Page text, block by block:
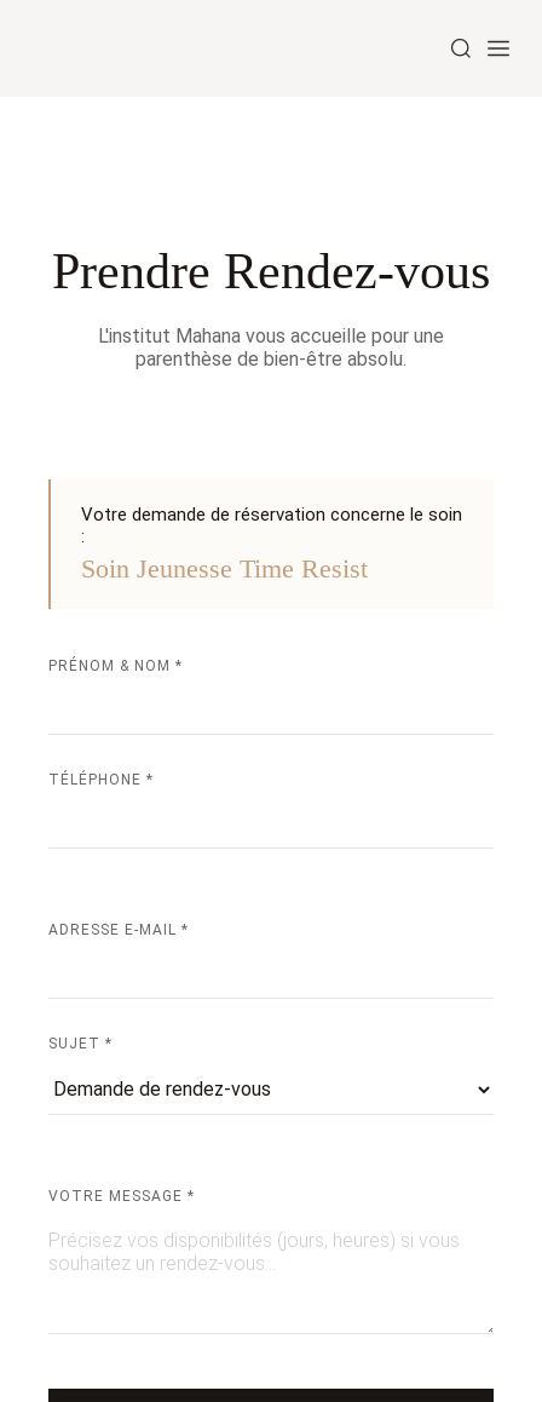
Prendre Rendez-vous
L'institut Mahana vous accueille pour une
parenthèse de bien-être absolu.
Votre demande de réservation concerne le soin
:
Soin Jeunesse Time Resist
PRÉNOM & NOM *
TÉLÉPHONE *
ADRESSE E-MAIL *
SUJET *
VOTRE MESSAGE *